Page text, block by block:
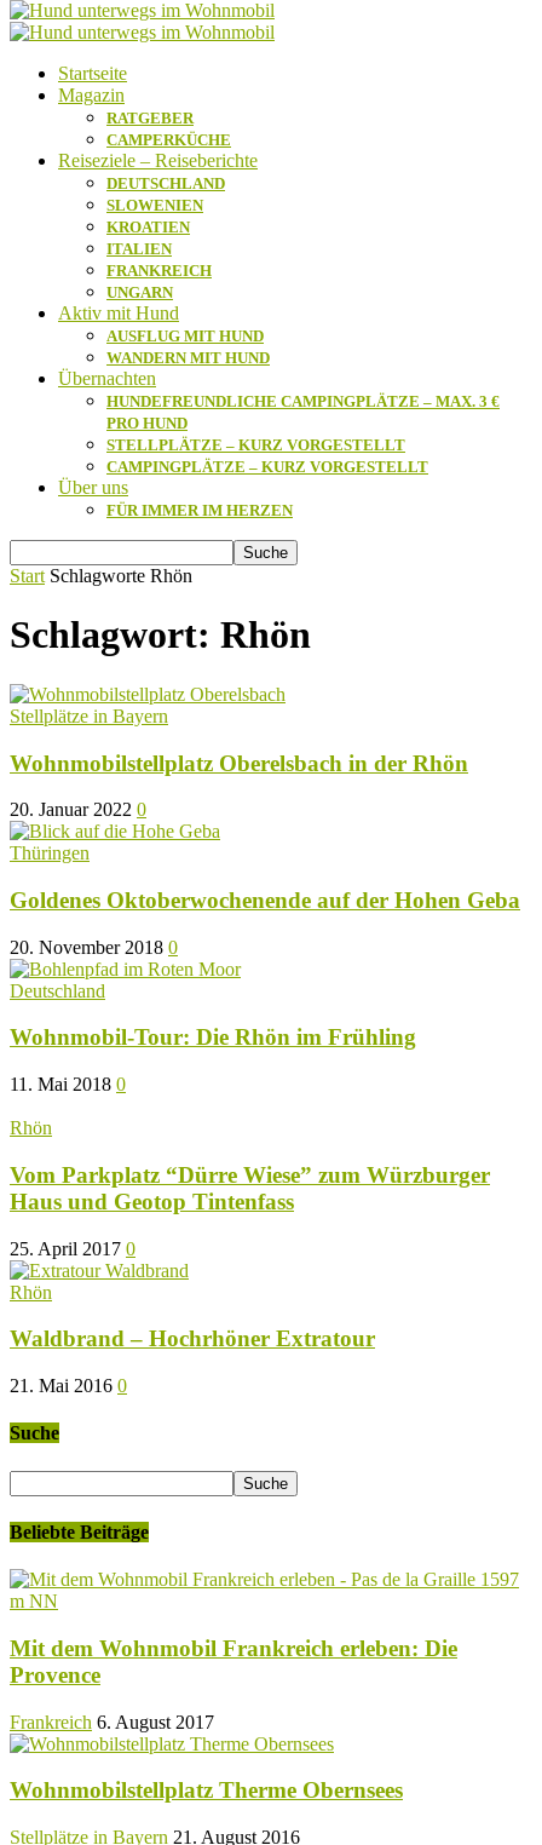
Startseite
Magazin
RATGEBER
CAMPERKÜCHE
Reiseziele – Reiseberichte
DEUTSCHLAND
SLOWENIEN
KROATIEN
ITALIEN
FRANKREICH
UNGARN
Aktiv mit Hund
AUSFLUG MIT HUND
WANDERN MIT HUND
Übernachten
HUNDEFREUNDLICHE CAMPINGPLÄTZE – MAX. 3 €
PRO HUND
STELLPLÄTZE – KURZ VORGESTELLT
CAMPINGPLÄTZE – KURZ VORGESTELLT
Über uns
FÜR IMMER IM HERZEN
Start Schlagworte Rhön
Schlagwort: Rhön
Stellplätze in Bayern
Wohnmobilstellplatz Oberelsbach in der Rhön
20. Januar 2022 0
Thüringen
Goldenes Oktoberwochenende auf der Hohen Geba
20. November 2018 0
Deutschland
Wohnmobil-Tour: Die Rhön im Frühling
11. Mai 2018 0
Rhön
Vom Parkplatz “Dürre Wiese” zum Würzburger
Haus und Geotop Tintenfass
25. April 2017 0
Rhön
Waldbrand – Hochrhöner Extratour
21. Mai 2016 0
Suche
Beliebte Beiträge
Mit dem Wohnmobil Frankreich erleben: Die
Provence
Frankreich 6. August 2017
Wohnmobilstellplatz Therme Obernsees
Stellplätze in Bayern 21. August 2016